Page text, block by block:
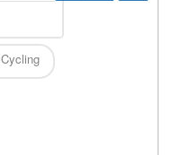
Cycling